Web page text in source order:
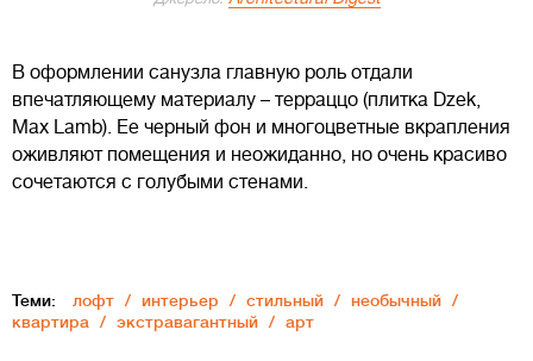
В оформлении санузла главную роль отдали
впечатляющему материалу – терраццо (плитка Dzek,
Max Lamb). Ее черный фон и многоцветные вкрапления
оживляют помещения и неожиданно, но очень красиво
сочетаются с голубыми стенами.
Теми: лофт интерьер стильный
необычный
квартира
экстравагантный арт